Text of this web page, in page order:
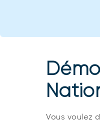
Vous voulez